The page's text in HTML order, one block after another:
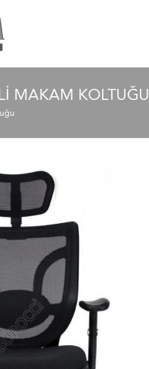
MAKAM KOLTUĞU